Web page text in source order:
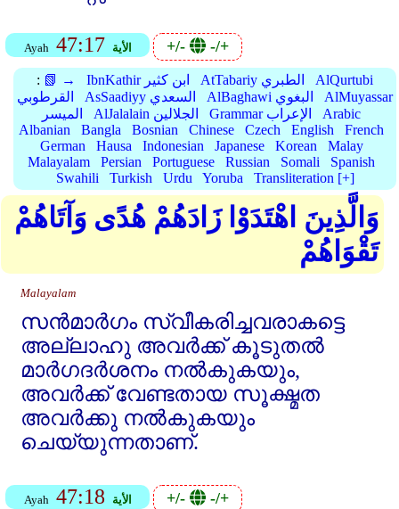
Ayah 47:17 الأية +/- -/+
: 📗 → IbnKathir ابن كثير AtTabariy الطبري
AlQurtubi
القرطوبي
AsSaadiyy السعدي AlBaghawi البغوي
AlMuyassar
الميسر
AlJalalain الجلالين Grammar الإعراب
Arabic
Albanian
Bangla Bosnian Chinese Czech English
French
German
Hausa Indonesian Japanese Korean
Malay
Malayalam
Persian Portuguese Russian Somali
Spanish
Swahili
Turkish Urdu Yoruba Transliteration [+]
وَالَّذِينَ اهْتَدَوْا زَادَهُمْ هُدًى وَآتَاهُمْ
تَقْوَاهُمْ
Malayalam
സന്‍മാര്‍ഗം സ്വീകരിച്ചവരാകട്ടെ
അല്ലാഹു അവര്‍ക്ക്‌ കൂടുതല്‍
മാര്‍ഗദര്‍ശനം നല്‍കുകയും,
അവര്‍ക്ക്‌ വേണ്ടതായ സൂക്ഷ്മത
അവര്‍ക്കു നല്‍കുകയും
ചെയ്യുന്നതാണ്‌.
Ayah 47:18 الأية +/- -/+